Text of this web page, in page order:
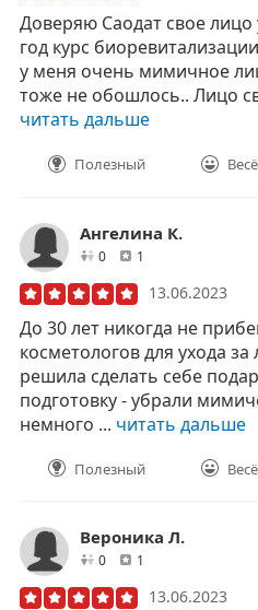
Доверяю Саодат свое
год курс
у меня очень мимичное
тоже не обошлось.. Лицо
читать дальше
Полезный
Ангелина К.
0друзей1
13.06.2023
До 30 лет никогда не
косметологов для ухода
решила сделать себе
подготовку - убрали
немного ... читать дальше
Полезный
Вероника Л.
0друзей1
13.06.2023